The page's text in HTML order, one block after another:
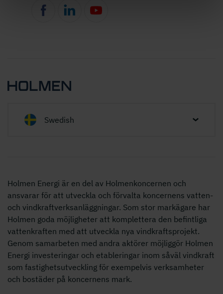
Swedish
Holmen Energi är en del av Holmenkoncernen och
ansvarar för att utveckla och förvalta koncernens vatten-
och vindkraftverksanläggningar. Som stor markägare har
Holmen goda möjligheter att komplettera den befintliga
vattenkraften med att utveckla nya vindkraftsprojekt.
Genom samarbeten med andra aktörer möjliggör Holmen
Energi investeringar och etableringar inom såväl vindkraft
som fastighetsutveckling för exempelvis verksamheter
och bostäder på koncernens mark.